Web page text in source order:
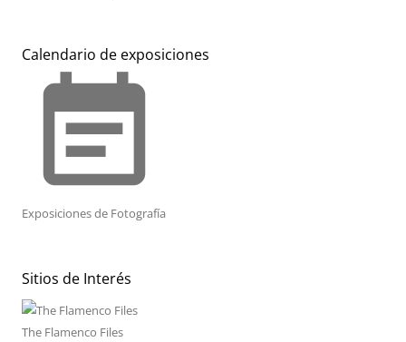
Calendario de exposiciones
event_note
Exposiciones de Fotografía
Sitios de Interés
The Flamenco Files